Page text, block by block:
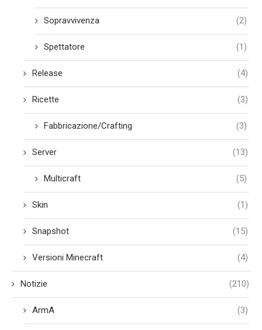
Sopravvivenza (2)
Spettatore (1)
Release (4)
Ricette (3)
Fabbricazione/Crafting (3)
Server (13)
Multicraft (5)
Skin (1)
Snapshot (15)
Versioni Minecraft (4)
Notizie (210)
ArmA (3)